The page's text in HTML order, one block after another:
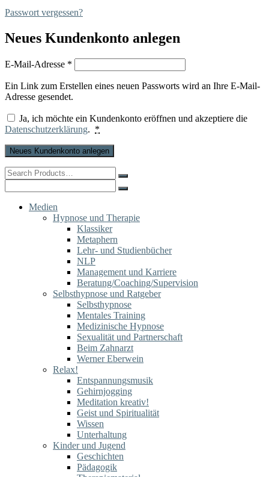
Passwort vergessen?
Neues Kundenkonto anlegen
E-Mail-Adresse *
Ein Link zum Erstellen eines neuen Passworts wird an Ihre E-Mail-
Adresse gesendet.
Ja, ich möchte ein Kundenkonto eröffnen und akzeptiere die
Datenschutzerklärung. *
Neues Kundenkonto anlegen
Search
for:
for:
Medien
Hypnose und Therapie
Klassiker
Metaphern
Lehr- und Studienbücher
NLP
Management und Karriere
Beratung/Coaching/Supervision
Selbsthypnose und Ratgeber
Selbsthypnose
Mentales Training
Medizinische Hypnose
Sexualität und Partnerschaft
Beim Zahnarzt
Werner Eberwein
Relax!
Entspannungsmusik
Gehirnjogging
Meditation kreativ!
Geist und Spiritualität
Wissen
Unterhaltung
Kinder und Jugend
Geschichten
Pädagogik